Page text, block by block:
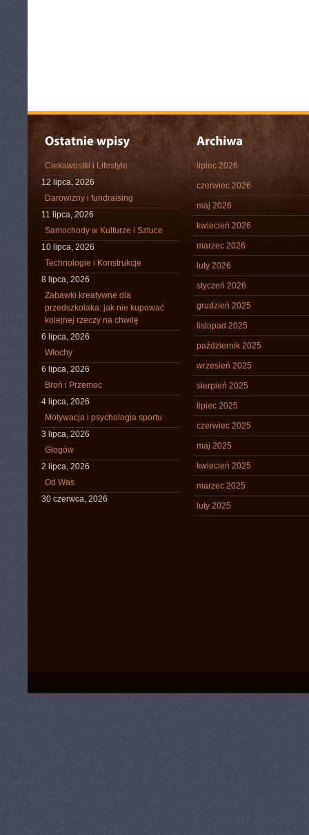
Ciekawostki i Lifestyle
12 lipca, 2026
Darowizny i fundraising
11 lipca, 2026
Samochody w Kulturze i Sztuce
10 lipca, 2026
Technologie i Konstrukcje
8 lipca, 2026
Zabawki kreatywne dla
przedszkolaka: jak nie kupować
kolejnej rzeczy na chwilę
6 lipca, 2026
Włochy
6 lipca, 2026
Broń i Przemoc
4 lipca, 2026
Motywacja i psychologia sportu
3 lipca, 2026
Głogów
2 lipca, 2026
Od Was
30 czerwca, 2026
lipiec 2026
czerwiec 2026
maj 2026
kwiecień 2026
marzec 2026
luty 2026
styczeń 2026
grudzień 2025
listopad 2025
październik 2025
wrzesień 2025
sierpień 2025
lipiec 2025
czerwiec 2025
maj 2025
kwiecień 2025
marzec 2025
luty 2025